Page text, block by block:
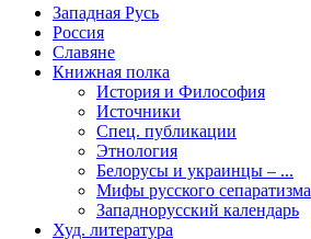
Западная Русь
Россия
Славяне
Книжная полка
История и Философия
Источники
Спец. публикации
Этнология
Белорусы и украинцы – ...
Мифы русского сепаратизма
Западнорусский календарь
Худ. литература